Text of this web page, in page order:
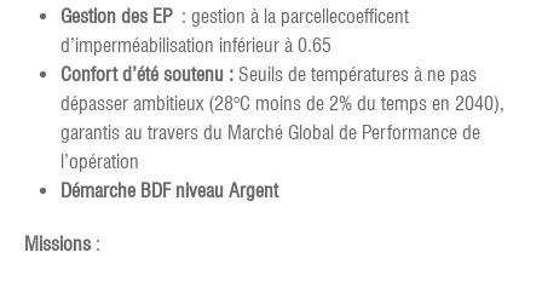
Gestion des EP : gestion à la parcellecoefficent
d’imperméabilisation inférieur à 0.65
Confort d’été soutenu : Seuils de températures à ne pas
dépasser ambitieux (28°C moins de 2% du temps en 2040),
garantis au travers du Marché Global de Performance de
l’opération
Démarche BDF niveau Argent
Missions :